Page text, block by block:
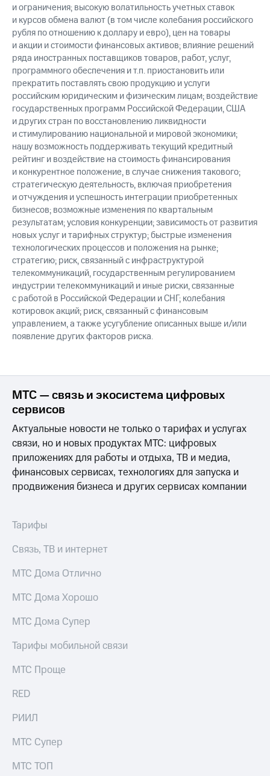
и ограничения; высокую волатильность учетных ставок
и курсов обмена валют (в том числе колебания российского
рубля по отношению к доллару и евро), цен на товары
и акции и стоимости финансовых активов; влияние решений
ряда иностранных поставщиков товаров, работ, услуг,
программного обеспечения и т.п. приостановить или
прекратить поставлять свою продукцию и услуги
российским юридическим и физическим лицам; воздействие
государственных программ Российской Федерации, США
и других стран по восстановлению ликвидности
и стимулированию национальной и мировой экономики;
нашу возможность поддерживать текущий кредитный
рейтинг и воздействие на стоимость финансирования
и конкурентное положение, в случае снижения такового;
стратегическую деятельность, включая приобретения
и отчуждения и успешность интеграции приобретенных
бизнесов; возможные изменения по квартальным
результатам; условия конкуренции; зависимость от развития
новых услуг и тарифных структур; быстрые изменения
технологических процессов и положения на рынке;
стратегию; риск, связанный с инфраструктурой
телекоммуникаций, государственным регулированием
индустрии телекоммуникаций и иные риски, связанные
с работой в Российской Федерации и СНГ; колебания
котировок акций; риск, связанный с финансовым
управлением, а также усугубление описанных выше и/или
появление других факторов риска.
МТС — связь и экосистема цифровых
сервисов
Актуальные новости не только о тарифах и услугах
связи, но и новых продуктах МТС: цифровых
приложениях для работы и отдыха, ТВ и медиа,
финансовых сервисах, технологиях для запуска и
продвижения бизнеса и других сервисах компании
Тарифы
Связь, ТВ и интернет
МТС Дома Отлично
МТС Дома Хорошо
МТС Дома Супер
Тарифы мобильной связи
МТС Проще
RED
РИИЛ
МТС Супер
МТС ТОП